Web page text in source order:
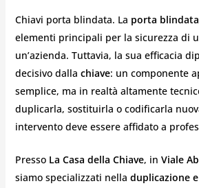
Chiavi porta blindata. La porta blindata
elementi principali per la sicurezza di
un’azienda. Tuttavia, la sua efficacia
decisivo dalla chiave: un componente
semplice, ma in realtà altamente
duplicarla, sostituirla o codificarla
intervento deve essere affidato a
Presso La Casa della Chiave, in Viale
siamo specializzati nella duplicazione